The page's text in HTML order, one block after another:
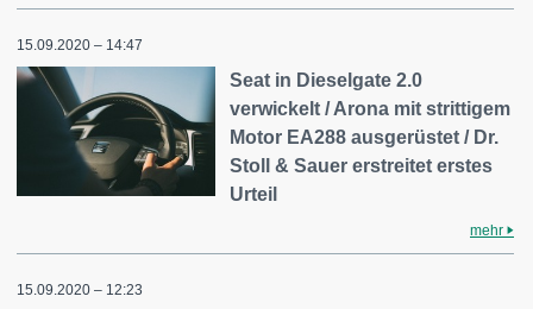
15.09.2020 – 14:47
Seat in Dieselgate 2.0
verwickelt / Arona mit strittigem
Motor EA288 ausgerüstet / Dr.
Stoll & Sauer erstreitet erstes
Urteil
mehr
15.09.2020 – 12:23